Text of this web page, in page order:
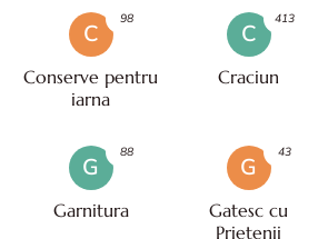
C
Conserve pentru
iarna
98
C
Craciun
413
G
Garnitura
88
G
Gatesc cu
Prietenii
43